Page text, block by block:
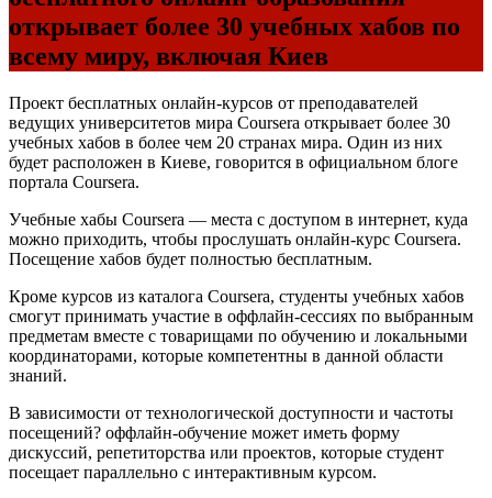
открывает более 30 учебных хабов по
всему миру, включая Киев
Проект бесплатных онлайн-курсов от преподавателей
ведущих университетов мира Coursera открывает более 30
учебных хабов в более чем 20 странах мира. Один из них
будет расположен в Киеве, говорится в официальном блоге
портала Coursera.
Учебные хабы Coursera — места с доступом в интернет, куда
можно приходить, чтобы прослушать онлайн-курс Coursera.
Посещение хабов будет полностью бесплатным.
Кроме курсов из каталога Coursera, студенты учебных хабов
смогут принимать участие в оффлайн-сессиях по выбранным
предметам вместе с товарищами по обучению и локальными
координаторами, которые компетентны в данной области
знаний.
В зависимости от технологической доступности и частоты
посещений? оффлайн-обучение может иметь форму
дискуссий, репетиторства или проектов, которые студент
посещает параллельно с интерактивным курсом.